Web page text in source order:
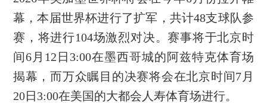
幕，本届世界杯进行了扩军，共计48支球队参
赛，将进行104场激烈对决。赛事将于北京时
间6月12日3:00在墨西哥城的阿兹特克体育场
揭幕，而万众瞩目的决赛将会在北京时间7月
20日3:00在美国的大都会人寿体育场进行。